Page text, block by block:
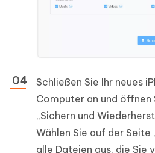
Schließen Sie Ihr neues
Computer an und öffnen
„Sichern und
Wählen Sie auf der Seite
alle Dateien aus, die Sie